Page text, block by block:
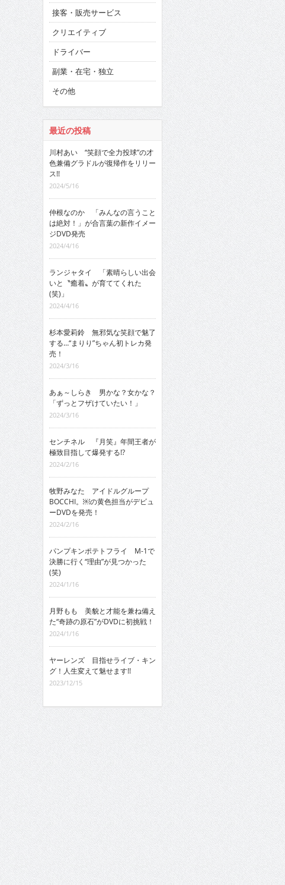
接客・販売サービス
クリエイティブ
ドライバー
副業・在宅・独立
その他
最近の投稿
川村あい “笑顔で全力投球”の才
色兼備グラドルが復帰作をリリー
ス!!
2024/5/16
仲根なのか 「みんなの言うこと
は絶対！」が合言葉の新作イメー
ジDVD発売
2024/4/16
ランジャタイ 「素晴らしい出会
いと〝癒着〟が育ててくれた
(笑)」
2024/4/16
杉本愛莉鈴 無邪気な笑顔で魅了
する…“まりり”ちゃん初トレカ発
売！
2024/3/16
あぁ～しらき 男かな？女かな？
「ずっとフザけていたい！」
2024/3/16
センチネル 『月笑』年間王者が
極致目指して爆発する!?
2024/2/16
牧野みなた アイドルグループ
BOCCHI。￼の黄色担当がデビュ
ーDVDを発売！
2024/2/16
パンプキンポテトフライ M-1で
決勝に行く“理由”が見つかった
(笑)
2024/1/16
月野もも 美貌と才能を兼ね備え
た“奇跡の原石”がDVDに初挑戦！
2024/1/16
ヤーレンズ 目指せライブ・キン
グ！人生変えて魅せます!!
2023/12/15